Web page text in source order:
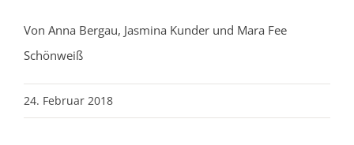
Von Anna Bergau, Jasmina Kunder und Mara Fee
Schönweiß
24. Februar 2018